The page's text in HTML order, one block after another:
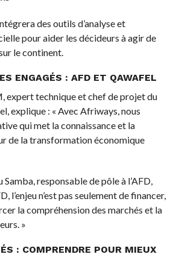
des outils d’analyse et
pour aider les décideurs à agir de
le continent.
ENGAGÉS : AFD ET QAWAFEL
expert technique et chef de projet du
explique : « Avec Afriways, nous
qui met la connaissance et la
de la transformation économique
responsable de pôle à l’AFD,
l’enjeu n’est pas seulement de financer,
la compréhension des marchés et la
»
: COMPRENDRE POUR MIEUX